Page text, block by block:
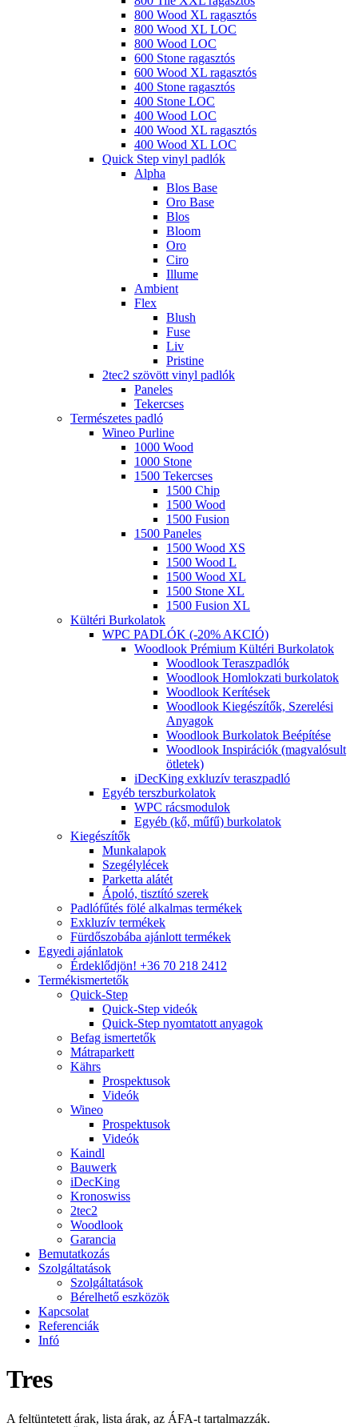
800 Wood XL ragasztós
800 Wood XL LOC
800 Wood LOC
600 Stone ragasztós
600 Wood XL ragasztós
400 Stone ragasztós
400 Stone LOC
400 Wood LOC
400 Wood XL ragasztós
400 Wood XL LOC
Quick Step vinyl padlók
Alpha
Blos Base
Oro Base
Blos
Bloom
Oro
Ciro
Illume
Ambient
Flex
Blush
Fuse
Liv
Pristine
2tec2 szövött vinyl padlók
Paneles
Tekercses
Természetes padló
Wineo Purline
1000 Wood
1000 Stone
1500 Tekercses
1500 Chip
1500 Wood
1500 Fusion
1500 Paneles
1500 Wood XS
1500 Wood L
1500 Wood XL
1500 Stone XL
1500 Fusion XL
Kültéri Burkolatok
WPC PADLÓK (-20% AKCIÓ)
Woodlook Prémium Kültéri Burkolatok
Woodlook Teraszpadlók
Woodlook Homlokzati burkolatok
Woodlook Kerítések
Woodlook Kiegészítők, Szerelési
Anyagok
Woodlook Burkolatok Beépítése
Woodlook Inspirációk (magvalósult
ötletek)
iDecKing exkluzív teraszpadló
Egyéb terszburkolatok
WPC rácsmodulok
Egyéb (kő, műfű) burkolatok
Kiegészítők
Munkalapok
Szegélylécek
Parketta alátét
Ápoló, tisztító szerek
Padlófűtés fölé alkalmas termékek
Exkluzív termékek
Fürdőszobába ajánlott termékek
Egyedi ajánlatok
Érdeklődjön! +36 70 218 2412
Termékismertetők
Quick-Step
Quick-Step videók
Quick-Step nyomtatott anyagok
Befag ismertetők
Mátraparkett
Kährs
Prospektusok
Videók
Wineo
Prospektusok
Videók
Kaindl
Bauwerk
iDecKing
Kronoswiss
2tec2
Woodlook
Garancia
Bemutatkozás
Szolgáltatások
Szolgáltatások
Bérelhető eszközök
Kapcsolat
Referenciák
Infó
Tres
A feltüntetett árak, lista árak, az ÁFA-t tartalmazzák.